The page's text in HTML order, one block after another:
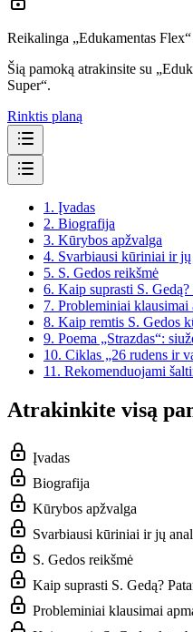
Reikalinga „Edukamentas
Šią pamoką atrakinsite su
Super“.
Rinktis planą
1. Įvadas
2. Biografija
3. Kūrybos apžvalga
4. Svarbiausi kūriniai ir jų
5. S. Gedos reikšmė
6. Kaip suprasti S.
7. Probleminiai klausimai
8. Kaip remtis S. Gedos
9. Poema „Strazdas“:
10. Ciklas „26 rudens ir
11. Rekomenduojami
Atrakinkite visą
Įvadas
Biografija
Kūrybos apžvalga
Svarbiausi kūriniai ir jų
S. Gedos reikšmė
Kaip suprasti S. Gedą?
Probleminiai klausimai